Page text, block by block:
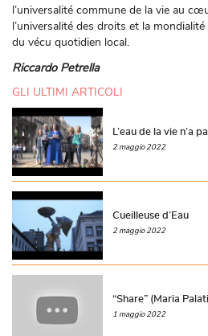
l’universalité commune de la vie au
l’universalité des droits et la
du vécu quotidien local.
Riccardo Petrella
GLI ULTIMI ARTICOLI
L’eau de la vie n’a
2 maggio 2022
Cueilleuse d’Eau
2 maggio 2022
“Share” (Maria
1 maggio 2022